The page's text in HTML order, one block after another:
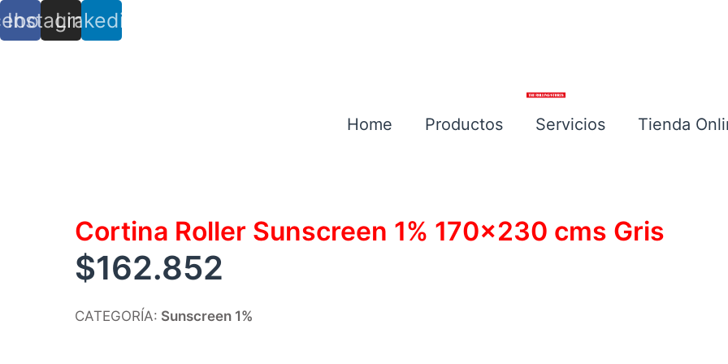
Instagram
Linkedin
Home Productos Servicios
Tienda
Cortina Roller Sunscreen 1% 170×230 cms Gris
$162.852
CATEGORÍA: Sunscreen 1%